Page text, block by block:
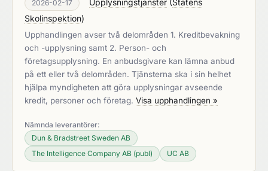
2026-02-17 Upplysningstjänster (Statens
Skolinspektion)
Upphandlingen avser två delområden 1. Kreditbevakning
och -upplysning samt 2. Person- och
företagsupplysning. En anbudsgivare kan lämna anbud
på ett eller två delområden. Tjänsterna ska i sin helhet
hjälpa myndigheten att göra upplysningar avseende
kredit, personer och företag. Visa upphandlingen »
Nämnda leverantörer:
Dun & Bradstreet Sweden AB
The Intelligence Company AB (publ)
UC AB